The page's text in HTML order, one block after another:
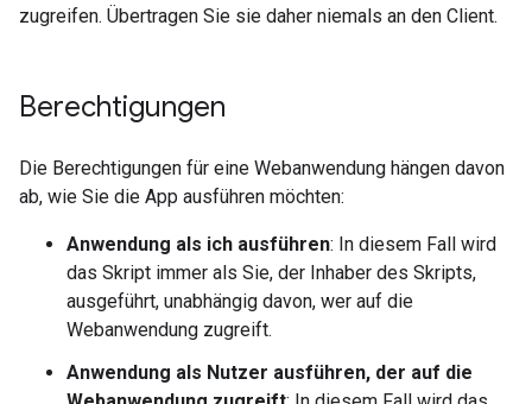
zugreifen. Übertragen Sie sie daher niemals an den Client.
Berechtigungen
Die Berechtigungen für eine Webanwendung hängen davon
ab, wie Sie die App ausführen möchten:
Anwendung als ich ausführen: In diesem Fall wird
das Skript immer als Sie, der Inhaber des Skripts,
ausgeführt, unabhängig davon, wer auf die
Webanwendung zugreift.
Anwendung als Nutzer ausführen, der auf die